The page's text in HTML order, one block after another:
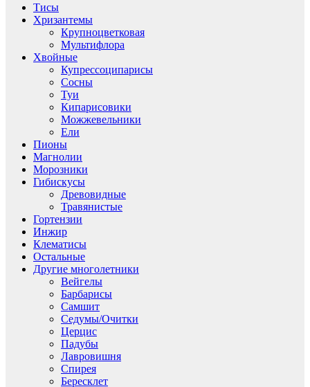
Тисы
Хризантемы
Крупноцветковая
Мультифлора
Хвойные
Купрессоципарисы
Сосны
Туи
Кипарисовики
Можжевельники
Ели
Пионы
Магнолии
Морозники
Гибискусы
Древовидные
Травянистые
Гортензии
Инжир
Клематисы
Остальные
Другие многолетники
Вейгелы
Барбарисы
Самшит
Седумы/Очитки
Церцис
Падубы
Лавровишня
Спирея
Бересклет